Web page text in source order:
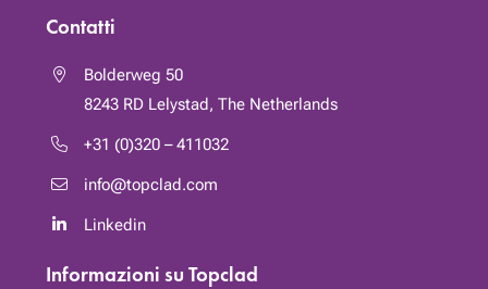
Contatti
Bolderweg 50
8243 RD Lelystad, The Netherlands
+31 (0)320 – 411032
info@topclad.com
Linkedin
Informazioni su Topclad